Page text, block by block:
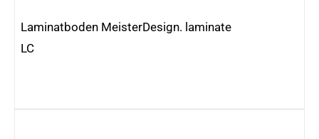
Laminatboden MeisterDesign. laminate
LC